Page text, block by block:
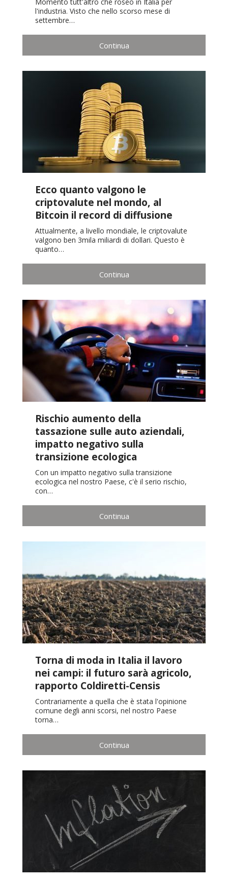
l'industria. Visto che nello scorso mese di
settembre…
Continua
Ecco quanto valgono le
criptovalute nel mondo, al
Bitcoin il record di diffusione
Attualmente, a livello mondiale, le criptovalute
valgono ben 3mila miliardi di dollari. Questo è
quanto…
Continua
Rischio aumento della
tassazione sulle auto aziendali,
impatto negativo sulla
transizione ecologica
Con un impatto negativo sulla transizione
ecologica nel nostro Paese, c'è il serio rischio,
con…
Continua
Torna di moda in Italia il lavoro
nei campi: il futuro sarà agricolo,
rapporto Coldiretti-Censis
Contrariamente a quella che è stata l'opinione
comune degli anni scorsi, nel nostro Paese
torna…
Continua